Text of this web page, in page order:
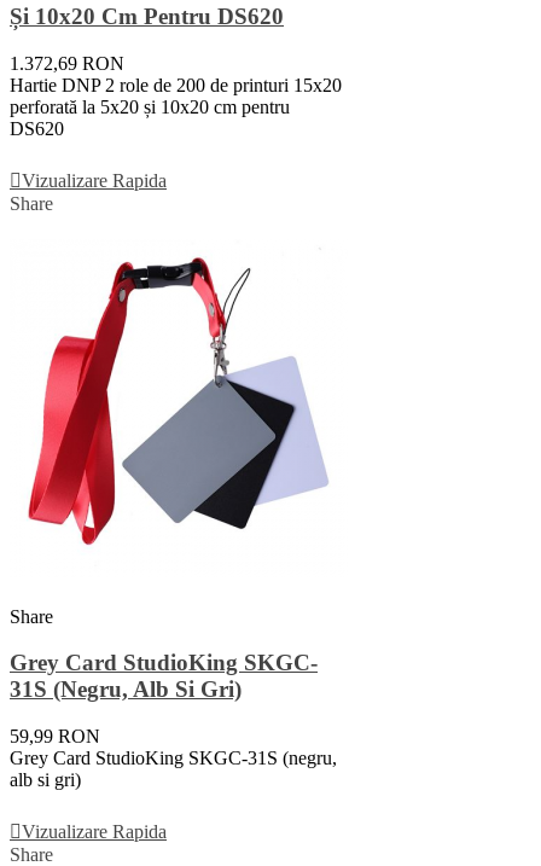
Și 10x20 Cm Pentru DS620
1.372,69 RON
Hartie DNP 2 role de 200 de printuri 15x20
perforată la 5x20 și 10x20 cm pentru
DS620
Vizualizare Rapida
Share
Share
Grey Card StudioKing SKGC-
31S (negru, Alb Si Gri)
59,99 RON
Grey Card StudioKing SKGC-31S (negru,
alb si gri)
Vizualizare Rapida
Share